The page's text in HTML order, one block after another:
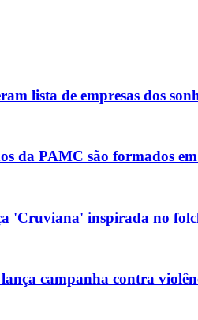
lista de empresas dos
da PAMC são formados
'Cruviana' inspirada no
campanha contra